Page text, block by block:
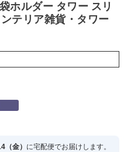
ホルダー タワー スリ
テリア雑貨・タワー
（金） に宅配便でお届けします。